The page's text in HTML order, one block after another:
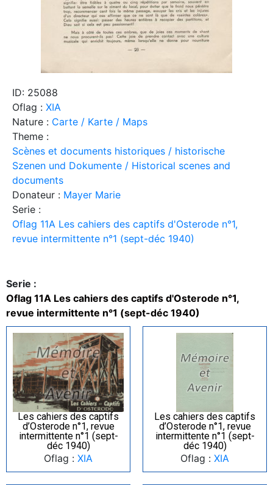
ID: 25088
Oflag : XIA
Nature : Carte / Karte / Maps
Theme :
Scènes et documents historiques / historische
Szenen und Dokumente / Historical scenes and
documents
Donateur : Mayer Marie
Serie :
Oflag 11A Les cahiers des captifs d'Osterode n°1,
revue intermittente n°1 (sept-déc 1940)
Serie :
Oflag 11A Les cahiers des captifs d'Osterode n°1,
revue intermittente n°1 (sept-déc 1940)
Les cahiers des captifs
d’Osterode n°1, revue
intermittente n°1 (sept-
déc 1940)
Oflag : XIA
Les cahiers des captifs
d’Osterode n°1, revue
intermittente n°1 (sept-
déc 1940)
Oflag : XIA